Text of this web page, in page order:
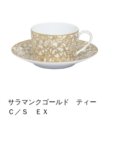
サラマンクゴールド ティー
Ｃ／Ｓ ＥＸ